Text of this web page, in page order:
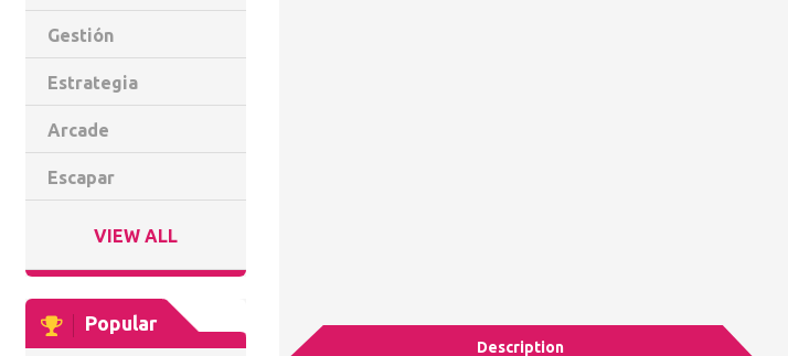
Gestión
Estrategia
Arcade
Escapar
VIEW ALL
Popular
Description